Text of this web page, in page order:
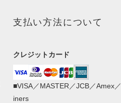
支払い方法について
クレジットカード
■VISA／MASTER／JCB／Amex
iners